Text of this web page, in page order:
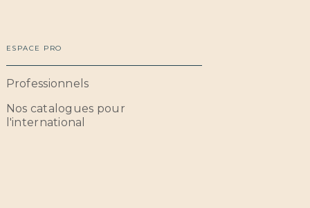
ESPACE PRO
Professionnels
Nos catalogues pour
l'international